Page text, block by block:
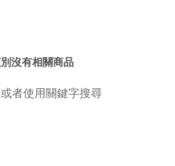
沒有相關商品
者使用關鍵字搜尋